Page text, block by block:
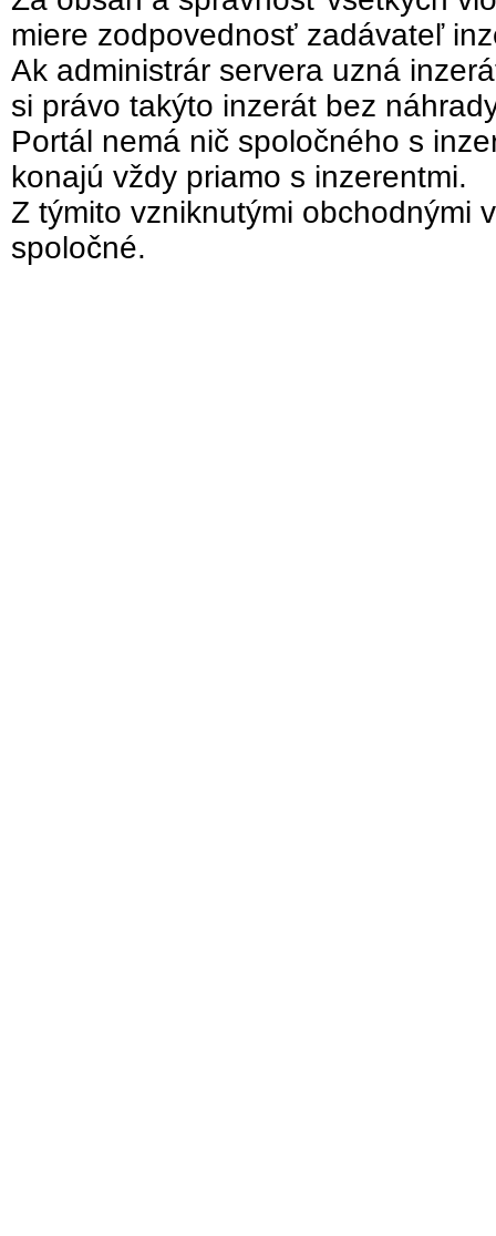
miere zodpovednosť zadávateľ
Ak administrár servera uzná
si právo takýto inzerát bez
Portál nemá nič spoločného s
konajú vždy priamo s inzerentmi.
Z týmito vzniknutými obchodnými
spoločné.